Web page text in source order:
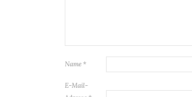
Name *
E-Mail-